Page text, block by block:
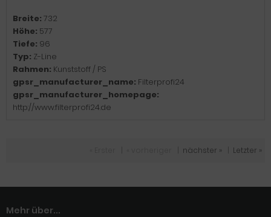
Breite: 732
Höhe: 577
Tiefe: 96
Typ: Z-Line
Rahmen: Kunststoff / PS
gpsr_manufacturer_name: Filterprofi24
gpsr_manufacturer_homepage:
http://www.filterprofi24.de
nächster » Letzter »
Mehr über...